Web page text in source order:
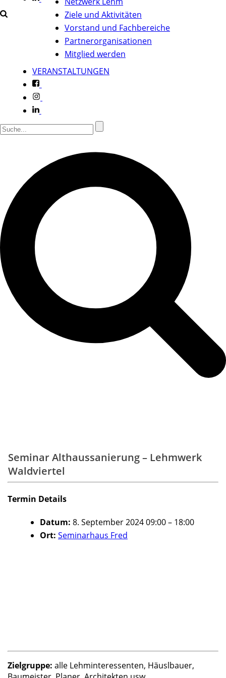
Ziele und Aktivitäten
Vorstand und Fachbereiche
Partnerorganisationen
Mitglied werden
VERANSTALTUNGEN
f
l
Seminar Althaussanierung – Lehmwerk
Waldviertel
Termin Details
Datum: 8. September 2024 09:00– 18:00
Ort: Seminarhaus Fred
Zielgruppe: alle Lehminteressenten, Häuslbauer,